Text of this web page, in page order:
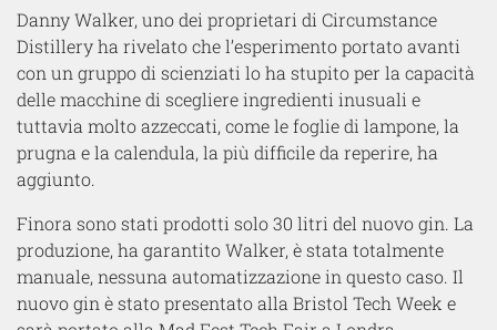
Danny Walker, uno dei proprietari di Circumstance
Distillery ha rivelato che l’esperimento portato avanti
con un gruppo di scienziati lo ha stupito per la capacità
delle macchine di scegliere ingredienti inusuali e
tuttavia molto azzeccati, come le foglie di lampone, la
prugna e la calendula, la più difficile da reperire, ha
aggiunto.
Finora sono stati prodotti solo 30 litri del nuovo gin. La
produzione, ha garantito Walker, è stata totalmente
manuale, nessuna automatizzazione in questo caso. Il
nuovo gin è stato presentato alla Bristol Tech Week e